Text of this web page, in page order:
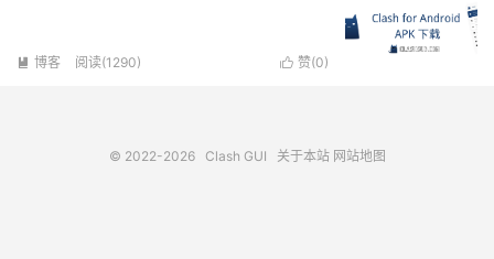
 赞(0)
 博客 阅读(1290)
© 2022-2026 Clash GUI 关于本站 网站地图